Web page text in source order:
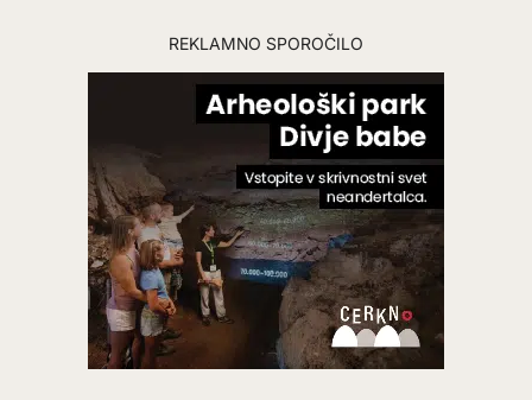
REKLAMNO SPOROČILO